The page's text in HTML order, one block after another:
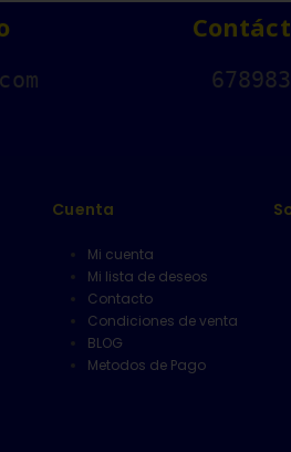
Cuenta
Mi cuenta
Mi lista de deseos
Contacto
Condiciones de venta
BLOG
Metodos de Pago